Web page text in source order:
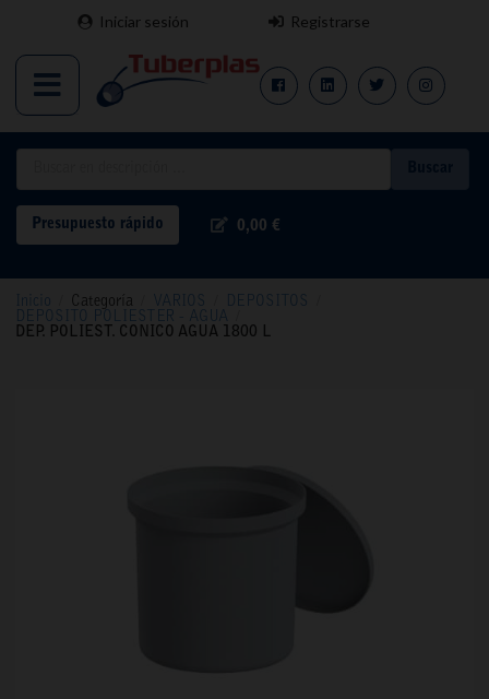
Iniciar sesión Registrarse
Presupuesto rápido 0,00 €
Inicio Categoría VARIOS DEPOSITOS
DEPOSITO POLIESTER - AGUA
DEP. POLIEST. CONICO AGUA 1800 L